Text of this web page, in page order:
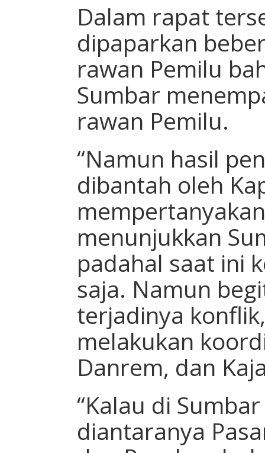
Dalam rapat
dipaparkan
rawan Pemilu
Sumbar
rawan Pemilu.
“Namun hasil
dibantah oleh
menunjukkan
padahal saat ini
saja. Namun
terjadinya
melakukan
Danrem, dan
“Kalau di
diantaranya